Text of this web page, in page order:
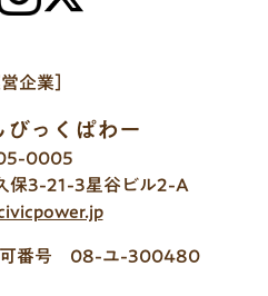
営企業］
びっくぱわー
0005
保3-21-3星谷ビル2-A
可番号 08-ユ-300480